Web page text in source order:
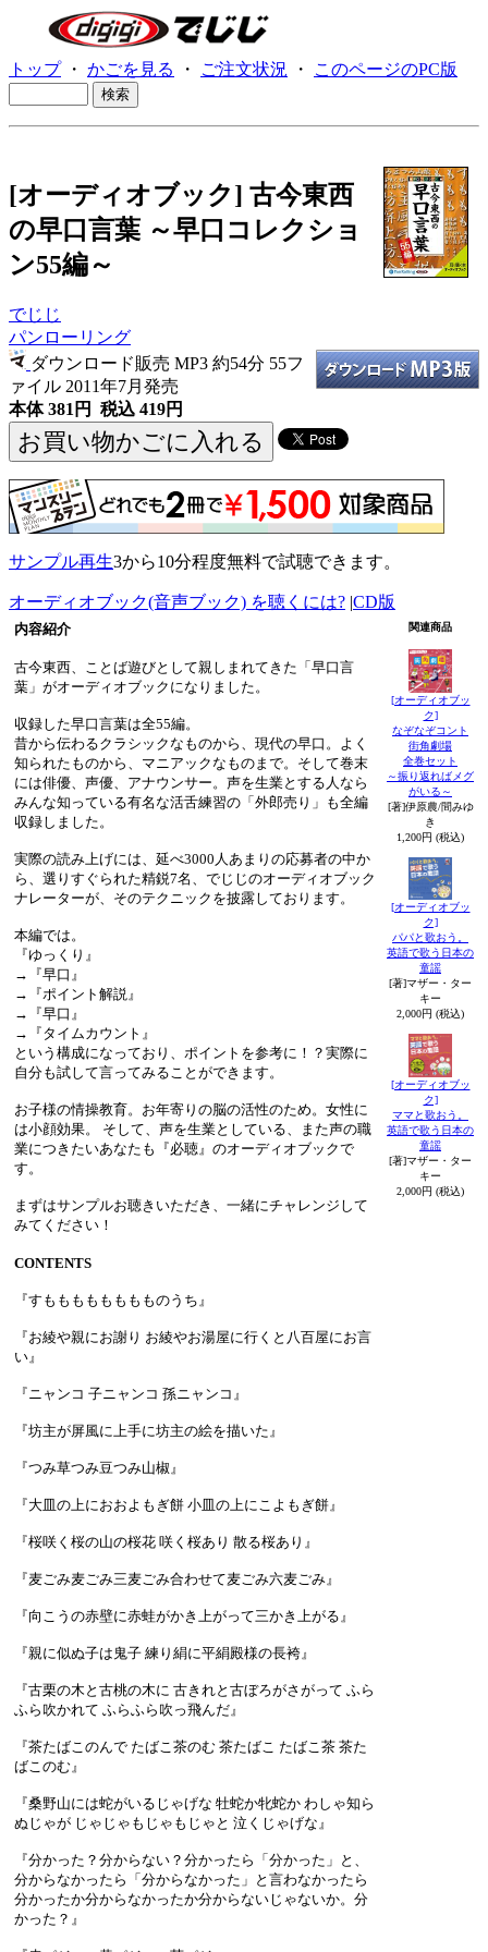
トップ・ かごを見る ・ ご注文状況 ・ このページのPC版
[オーディオブック] 古今東西
の早口言葉 ～早口コレクショ
ン55編～
でじじ
パンローリング
ダウンロード販売 MP3 約54分 55フ
ァイル 2011年7月発売
本体 381円 税込 419円
サンプル再生3から10分程度無料で試聴できます。
オーディオブック(音声ブック) を聴くには? |CD版
内容紹介
古今東西、ことば遊びとして親しまれてきた「早口言
葉」がオーディオブックになりました。
収録した早口言葉は全55編。
昔から伝わるクラシックなものから、現代の早口。よく
知られたものから、マニアックなものまで。そして巻末
には俳優、声優、アナウンサー。声を生業とする人なら
みんな知っている有名な活舌練習の「外郎売り」も全編
収録しました。
実際の読み上げには、延べ3000人あまりの応募者の中か
ら、選りすぐられた精鋭7名、でじじのオーディオブック
ナレーターが、そのテクニックを披露しております。
本編では。
『ゆっくり』
→『早口』
→『ポイント解説』
→『早口』
→『タイムカウント』
という構成になっており、ポイントを参考に！？実際に
自分も試して言ってみることができます。
お子様の情操教育。お年寄りの脳の活性のため。女性に
は小顔効果。 そして、声を生業としている、また声の職
業につきたいあなたも『必聴』のオーディオブックで
す。
まずはサンプルお聴きいただき、一緒にチャレンジして
みてください！
CONTENTS
『すもももももももものうち』
『お綾や親にお謝り お綾やお湯屋に行くと八百屋にお言
い』
『ニャンコ 子ニャンコ 孫ニャンコ』
『坊主が屏風に上手に坊主の絵を描いた』
『つみ草つみ豆つみ山椒』
『大皿の上におおよもぎ餅 小皿の上にこよもぎ餅』
『桜咲く桜の山の桜花 咲く桜あり 散る桜あり』
『麦ごみ麦ごみ三麦ごみ合わせて麦ごみ六麦ごみ』
『向こうの赤壁に赤蛙がかき上がって三かき上がる』
『親に似ぬ子は鬼子 練り絹に平絹殿様の長袴』
『古栗の木と古桃の木に 古きれと古ぼろがさがって ふら
ふら吹かれて ふらふら吹っ飛んだ』
『茶たばこのんで たばこ茶のむ 茶たばこ たばこ茶 茶た
ばこのむ』
『桑野山には蛇がいるじゃげな 牡蛇か牝蛇か わしゃ知ら
ぬじゃが じゃじゃもじゃもじゃと 泣くじゃげな』
『分かった？分からない？分かったら「分かった」と、
分からなかったら「分からなかった」と言わなかったら
分かったか分からなかったか分からないじゃないか。分
かった？』
関連商品
[オーディオブッ
ク]
なぞなぞコント
街角劇場
全巻セット
～振り返ればメグ
がいる～
[著]伊原農/間みゆ
き
1,200円 (税込)
[オーディオブッ
ク]
パパと歌おう。
英語で歌う日本の
童謡
[著]マザー・ター
キー
2,000円 (税込)
[オーディオブッ
ク]
ママと歌おう。
英語で歌う日本の
童謡
[著]マザー・ター
キー
2,000円 (税込)